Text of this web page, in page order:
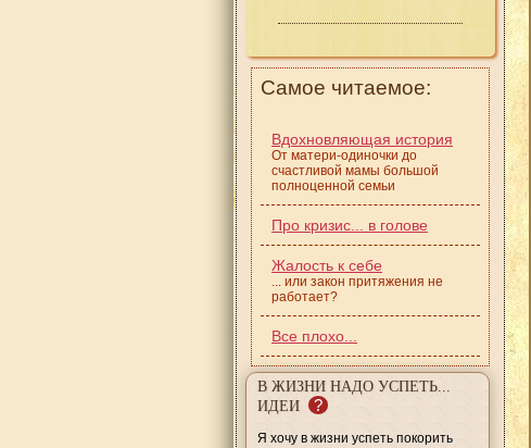
Самое читаемое:
Вдохновляющая история
От матери-одиночки до
счастливой мамы большой
полноценной семьи
Про кризис... в голове
Жалость к себе
... или закон притяжения не
работает?
Все плохо...
В ЖИЗНИ НАДО УСПЕТЬ...
ИДЕИ
?
Я хочу в жизни успеть покорить